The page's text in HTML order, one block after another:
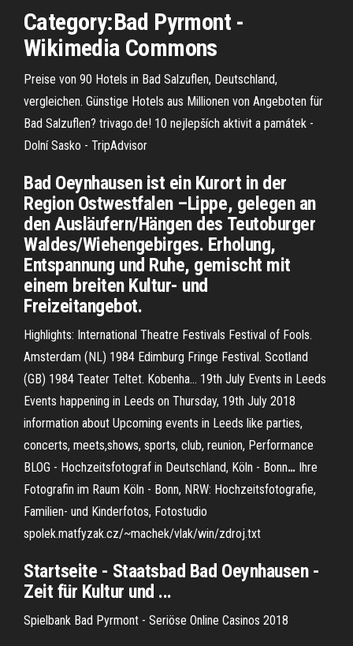
Category:Bad Pyrmont -
Wikimedia Commons
Preise von 90 Hotels in Bad Salzuflen, Deutschland,
vergleichen. Günstige Hotels aus Millionen von Angeboten für
Bad Salzuflen? trivago.de! 10 nejlepších aktivit a památek -
Dolní Sasko - TripAdvisor
Bad Oeynhausen ist ein Kurort in der
Region Ostwestfalen –Lippe, gelegen an
den Ausläufern/Hängen des Teutoburger
Waldes/Wiehengebirges. Erholung,
Entspannung und Ruhe, gemischt mit
einem breiten Kultur- und
Freizeitangebot.
Highlights: International Theatre Festivals Festival of Fools.
Amsterdam (NL) 1984 Edimburg Fringe Festival. Scotland
(GB) 1984 Teater Teltet. Kobenha... 19th July Events in Leeds
Events happening in Leeds on Thursday, 19th July 2018
information about Upcoming events in Leeds like parties,
concerts, meets,shows, sports, club, reunion, Performance
BLOG - Hochzeitsfotograf in Deutschland, Köln - Bonn… Ihre
Fotografin im Raum Köln - Bonn, NRW: Hochzeitsfotografie,
Familien- und Kinderfotos, Fotostudio
spolek.matfyzak.cz/~machek/vlak/win/zdroj.​txt
Startseite - Staatsbad Bad Oeynhausen -
Zeit für Kultur und ...
Spielbank Bad Pyrmont - Seriöse Online Casinos 2018